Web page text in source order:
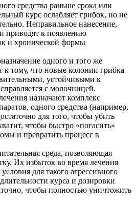
средства раньше срока или
курс ослабляет грибок, но не
Неправильное нанесение,
приводят к появлению
и хронической формы
одного и того же
к тому, что новые колонии грибка
устойчивыми к
с молочницей.
назначают комплекс
одного средства (например,
для того, чтобы убить
чтобы быстро «погасить»
и превратить процесс в
среда, позволяющая
Их избыток во время лечения
для такого агрессивного
курса и дозировки
чтобы полностью уничтожить